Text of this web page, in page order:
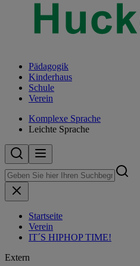
Pädagogik
Kinderhaus
Schule
Verein
Komplexe Sprache
Leichte Sprache
Startseite
Verein
IT´S HIPHOP TIME!
Extern